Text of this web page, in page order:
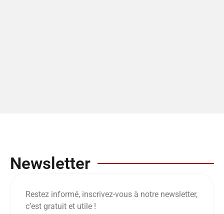
Newsletter
Restez informé, inscrivez-vous à notre newsletter,
c’est gratuit et utile !